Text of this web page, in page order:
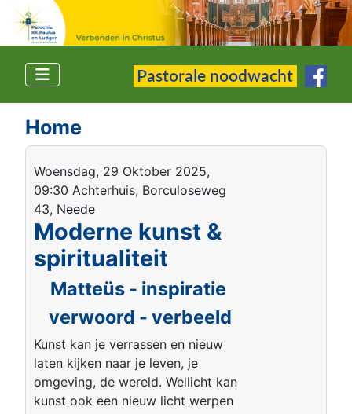
Home
Woensdag, 29 Oktober 2025,
09:30 Achterhuis, Borculoseweg
43, Neede
Moderne kunst &
spiritualiteit
Matteüs - inspiratie
verwoord - verbeeld
Kunst kan je verrassen en nieuw
laten kijken naar je leven, je
omgeving, de wereld. Wellicht kan
kunst ook een nieuw licht werpen